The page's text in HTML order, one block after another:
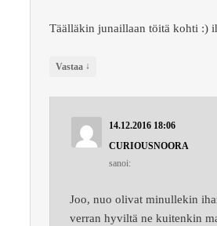
Täälläkin junaillaan töitä kohti :)
Vastaa ↓
14.12.2016 18:06
CURIOUSNOORA
sanoi:
Joo, nuo olivat minullekin
verran hyviltä ne kuitenkin